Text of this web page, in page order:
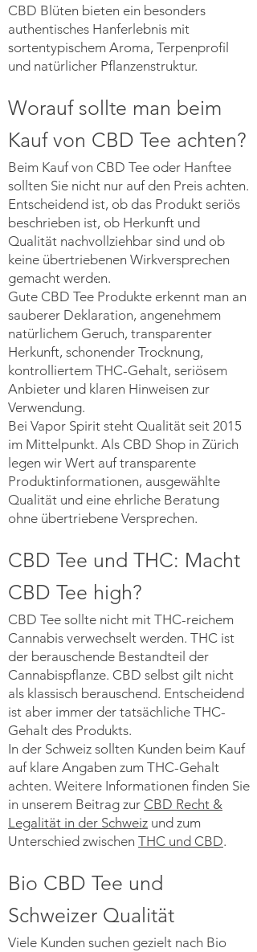
CBD Blüten bieten ein besonders
authentisches Hanferlebnis mit
sortentypischem Aroma, Terpenprofil
und natürlicher Pflanzenstruktur.
Worauf sollte man beim
Kauf von CBD Tee achten?
Beim Kauf von CBD Tee oder Hanftee
sollten Sie nicht nur auf den Preis achten.
Entscheidend ist, ob das Produkt seriös
beschrieben ist, ob Herkunft und
Qualität nachvollziehbar sind und ob
keine übertriebenen Wirkversprechen
gemacht werden.
Gute CBD Tee Produkte erkennt man an
sauberer Deklaration, angenehmem
natürlichem Geruch, transparenter
Herkunft, schonender Trocknung,
kontrolliertem THC-Gehalt, seriösem
Anbieter und klaren Hinweisen zur
Verwendung.
Bei Vapor Spirit steht Qualität seit 2015
im Mittelpunkt. Als CBD Shop in Zürich
legen wir Wert auf transparente
Produktinformationen, ausgewählte
Qualität und eine ehrliche Beratung
ohne übertriebene Versprechen.
CBD Tee und THC: Macht
CBD Tee high?
CBD Tee sollte nicht mit THC-reichem
Cannabis verwechselt werden. THC ist
der berauschende Bestandteil der
Cannabispflanze. CBD selbst gilt nicht
als klassisch berauschend. Entscheidend
ist aber immer der tatsächliche THC-
Gehalt des Produkts.
In der Schweiz sollten Kunden beim Kauf
auf klare Angaben zum THC-Gehalt
achten. Weitere Informationen finden Sie
in unserem Beitrag zur CBD Recht &
Legalität in der Schweiz und zum
Unterschied zwischen THC und CBD.
Bio CBD Tee und
Schweizer Qualität
Viele Kunden suchen gezielt nach Bio